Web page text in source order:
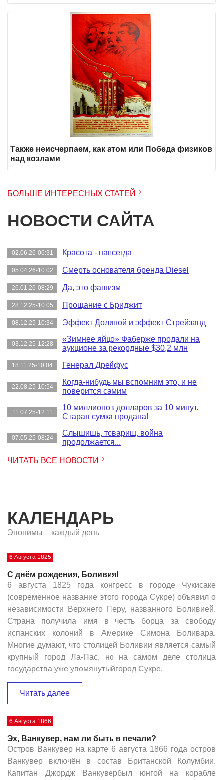
Также неисчерпаем, как атом или Победа физиков
над козлами
БОЛЬШЕ ИНТЕРЕСНЫХ СТАТЕЙ
НОВОСТИ САЙТА
02.06.26-06:31 Красота - навсегда
05.04.26-10:02 Смерть основателя бренда Diesel
26.01.26-08:29 Да, это фашизм
28.12.25-10:05 Прощание с Бриджит
08.12.25-10:34 Эффект Долиной и эффект Стрейзанд
03.12.25-12:28
«Зимнее яйцо» Фаберже продали на
аукционе за рекордные $30,2 млн
18.11.25-10:04 Генерал Дрейфус
22.08.25-10:54
Когда-нибудь мы вспомним это, и не
поверится самим
11.07.25-12:11
10 миллионов долларов за 10 минут.
Старая сумка продана!
07.05.25-08:24
Слышишь, товарищ, война
продолжается...
ЧИТАТЬ ВСЕ НОВОСТИ
КАЛЕНДАРЬ
Эпонимы – каждый день
6 Августа 1825
С днём рождения, Боливия!
6 августа 1825 года конгресс в городе Чукисаке
(современное название этого города Сукре) объявил о
независимости Верхнего Перу, названного Боливией.
Страна получила имя в честь борца за свободу
испанских колоний в Америке Симона Боливара.
Многие думают, что столицей Боливии является самый
крупный город Ла-Пас, но на самом деле столица
государства уже упомянутыйгород Сукре.
Читать далее
6 Августа 1866
Эх, Ванкувер, нам ли быть в печали?
Остров Ванкувер на карте 6 августа 1866 года остров
Ванкувер включён в состав Британской Колумбии.
Капитан Джордж Ванкувербыл юнгой на корабле